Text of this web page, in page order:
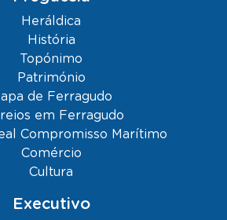
Heráldica
História
Topónimo
Património
de Ferragudo
em Ferragudo
Compromisso Marítimo
Comércio
Cultura
Executivo